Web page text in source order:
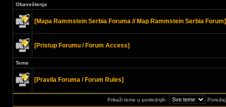
Obaveštenja
[Mapa Rammstein Serbia Foruma // Map Rammstein Serbia Forum]
[Pristup Forumu / Forum Access]
Teme
[Pravila Foruma / Forum Rules]
Prikaži teme u poslednjih: